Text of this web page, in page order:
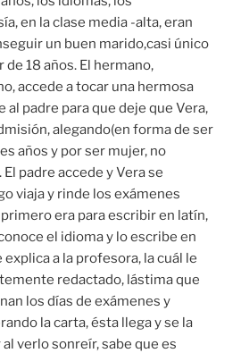
en la clase media -alta, eran
un buen marido,casi único
18 años. El hermano,
accede a tocar una hermosa
al padre para que deje que Vera,
alegando(en forma de ser
años y por ser mujer, no
padre accede y Vera se
viaja y rinde los exámenes
era para escribir en latín,
el idioma y lo escribe en
a la profesora, la cuál le
redactado, lástima que
los días de exámenes y
la carta, ésta llega y se la
verlo sonreír, sabe que es